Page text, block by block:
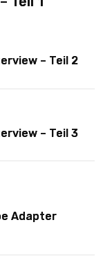
– Teil 2
– Teil 3
Adapter